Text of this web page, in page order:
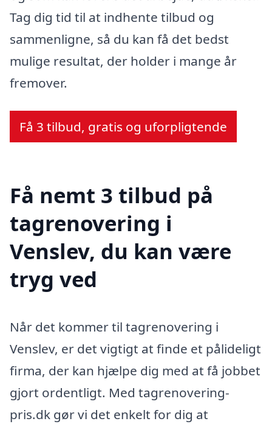
Tag dig tid til at indhente tilbud og
sammenligne, så du kan få det bedst
mulige resultat, der holder i mange år
fremover.
Få 3 tilbud, gratis og uforpligtende
Få nemt 3 tilbud på
tagrenovering i
Venslev, du kan være
tryg ved
Når det kommer til tagrenovering i
Venslev, er det vigtigt at finde et pålideligt
firma, der kan hjælpe dig med at få jobbet
gjort ordentligt. Med tagrenovering-
pris.dk gør vi det enkelt for dig at